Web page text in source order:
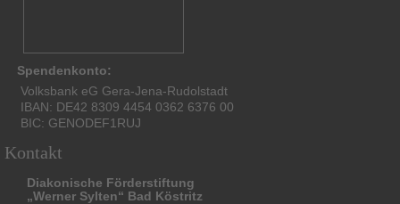
Spendenkonto:
Volksbank eG Gera-Jena-Rudolstadt
IBAN: DE42 8309 4454 0362 6376 00
BIC: GENODEF1RUJ
Kontakt
Diakonische Förderstiftung
„Werner Sylten“ Bad Köstritz